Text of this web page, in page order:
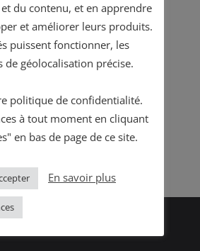
du contenu, et en apprendre
et améliorer leurs produits.
puissent fonctionner, les
géolocalisation précise.
politique de confidentialité.
à tout moment en cliquant
en bas de page de ce site.
En savoir plus